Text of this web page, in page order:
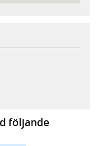
extern webbplats,
extern webbplats,
följande